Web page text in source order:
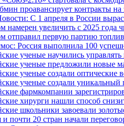
проавансирует контракты
С 1 апреля в России
намерен увеличить с 2025 года
отправил первую партию
Россия выполнила 100
ученые научились
ученые предложили новые
ученые создали
ученые создали уникальный
фармкомпании
хирурги нашли способ
школьники завоевали
и почти 20 стран начали